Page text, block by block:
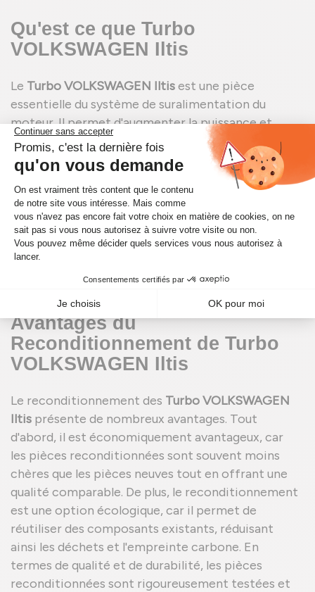
Qu'est ce que Turbo
VOLKSWAGEN Iltis
Le Turbo VOLKSWAGEN Iltisest une pièce
essentielle du système de suralimentation du
moteur. Il permet d'augmenter la puissance et
l'efficacité du moteur en comprimant l'air entrant
dans les cylindres. Cette compression permet une
meilleure combustion du carburant, ce qui se
traduit par une augmentation significative des
performances du véhicule. Le turbo est crucial
pour le bon fonctionnement du moteur, car il
améliore non seulement la puissance, mais aussi
émissions polluantes.
Avantages du
Reconditionnement de Turbo
VOLKSWAGEN Iltis
Le reconditionnement des Turbo VOLKSWAGEN
Iltis présente de nombreux avantages. Tout
d'abord, il est économiquement avantageux, car
les pièces reconditionnées sont souvent moins
chères que les pièces neuves tout en offrant une
qualité comparable. De plus, le reconditionnement
est une option écologique, car il permet de
réutiliser des composants existants, réduisant
ainsi les déchets et l'empreinte carbone. En
termes de qualité et de durabilité, les pièces
reconditionnées sont rigoureusement testées et